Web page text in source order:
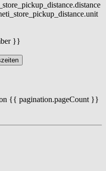
}}
{{ pagination.pageCount }}